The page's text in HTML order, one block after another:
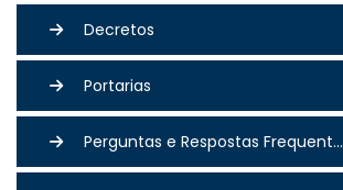
Decretos
Portarias
Perguntas e Respostas Frequent...